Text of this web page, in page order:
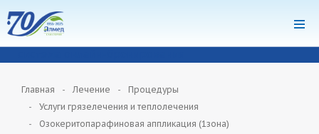
Главная Лечение
Процедуры
Услуги грязелечения и теплолечения
Озокеритопарафиновая аппликация (1зона)